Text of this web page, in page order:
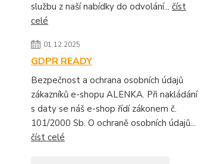
službu z naší nabídky do odvolání... číst
celé
01.12.2025
GDPR READY
Bezpečnost a ochrana osobních údajů
zákazníků e-shopu ALENKA. Při nakládání
s daty se náš e-shop řídí zákonem č.
101/2000 Sb. O ochraně osobních údajů...
číst celé